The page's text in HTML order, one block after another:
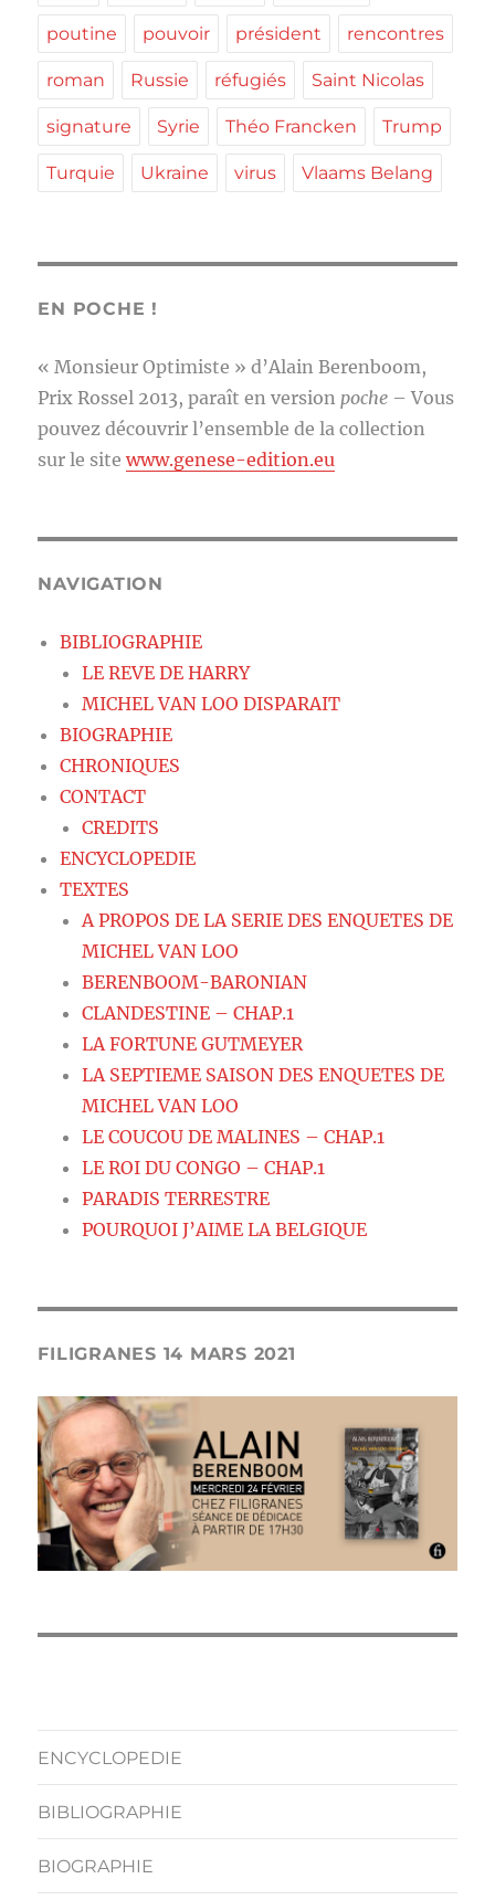
poutine pouvoir président rencontres
roman Russie réfugiés Saint Nicolas
signature Syrie Théo Francken Trump
Turquie Ukraine virus Vlaams Belang
EN POCHE !
« Monsieur Optimiste » d’Alain Berenboom,
Prix Rossel 2013, paraît en version poche – Vous
pouvez découvrir l’ensemble de la collection
sur le sitewww.genese-edition.eu
NAVIGATION
BIBLIOGRAPHIE
LE REVE DE HARRY
MICHEL VAN LOO DISPARAIT
BIOGRAPHIE
CHRONIQUES
CONTACT
CREDITS
ENCYCLOPEDIE
TEXTES
A PROPOS DE LA SERIE DES ENQUETES DE
MICHEL VAN LOO
BERENBOOM-BARONIAN
CLANDESTINE – CHAP.1
LA FORTUNE GUTMEYER
LA SEPTIEME SAISON DES ENQUETES DE
MICHEL VAN LOO
LE COUCOU DE MALINES – CHAP.1
LE ROI DU CONGO – CHAP.1
PARADIS TERRESTRE
POURQUOI J’AIME LA BELGIQUE
FILIGRANES 14 MARS 2021
ENCYCLOPEDIE
BIBLIOGRAPHIE
BIOGRAPHIE